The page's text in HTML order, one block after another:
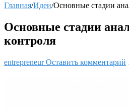
Главная/Идеи/Основные стадии
Основные стадии
контроля
entrepreneurОставить комментарий